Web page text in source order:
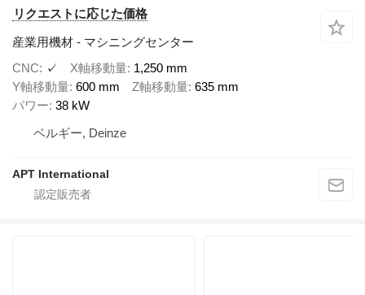
リクエストに応じた価格
産業用機材 - マシニングセンター
CNC
✓ X軸移動量 1,250 mm
Y軸移動量 600 mm Z軸移動量 635 mm
パワー 38 kW
ベルギー, Deinze
APT International